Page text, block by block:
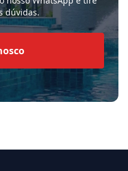
dúvidas.